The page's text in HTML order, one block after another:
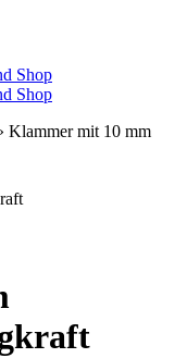
Shop
Shop
Klammer mit 10 mm